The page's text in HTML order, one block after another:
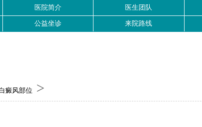
医院简介 医生团队
公益坐诊 来院路线
癜风部位 >